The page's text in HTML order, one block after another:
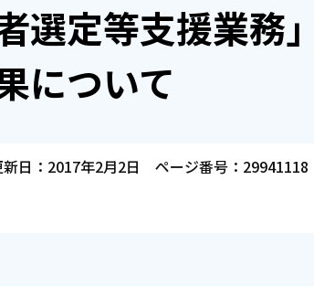
選定等支援業務
について
新日：2017年2月2日 ページ番号：29941118